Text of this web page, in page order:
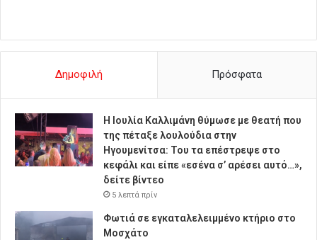
Δημοφιλή Πρόσφατα
Η Ιουλία Καλλιμάνη θύμωσε με θεατή που
της πέταξε λουλούδια στην
Ηγουμενίτσα: Του τα επέστρεψε στο
κεφάλι και είπε «εσένα σ’ αρέσει αυτό…»,
δείτε βίντεο
5 λεπτά πρίν
Φωτιά σε εγκαταλελειμμένο κτήριο στο
Μοσχάτο